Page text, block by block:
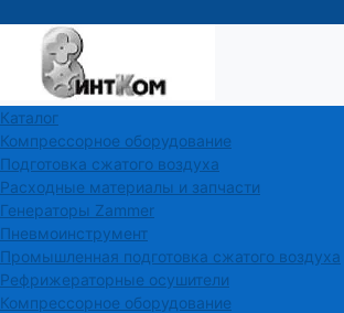
Каталог
Компрессорное оборудование
Подготовка сжатого воздуха
Расходные материалы и запчасти
Генераторы Zammer
Пневмоинструмент
Промышленная подготовка сжатого воздуха
Рефрижераторные осушители
Компрессорное оборудование